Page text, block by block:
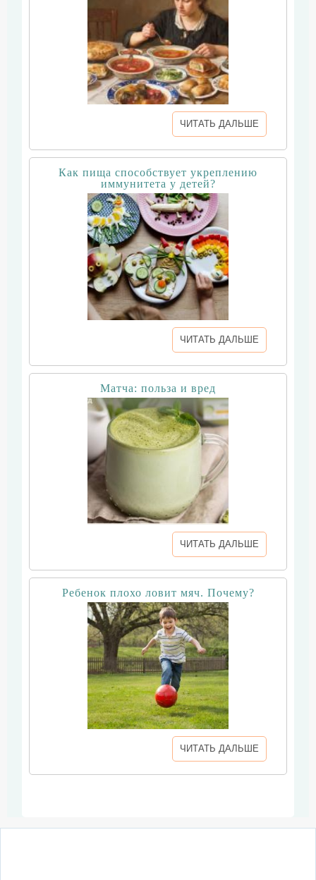
ЧИТАТЬ ДАЛЬШЕ
Как пища способствует укреплению
иммунитета у детей?
ЧИТАТЬ ДАЛЬШЕ
Матча: польза и вред
ЧИТАТЬ ДАЛЬШЕ
Ребенок плохо ловит мяч. Почему?
ЧИТАТЬ ДАЛЬШЕ